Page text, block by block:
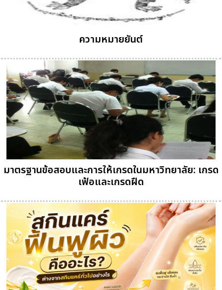
ความหมายยันต์
มาตรฐานข้อสอบและการให้เกรดในมหาวิทยาลัย: เกรด
เฟ้อและเกรดฝืด